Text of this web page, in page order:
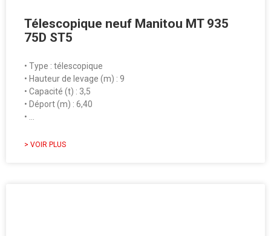
Télescopique neuf Manitou MT 935
75D ST5
• Type : télescopique
• Hauteur de levage (m) : 9
• Capacité (t) : 3,5
• Déport (m) : 6,40
• …
> VOIR PLUS